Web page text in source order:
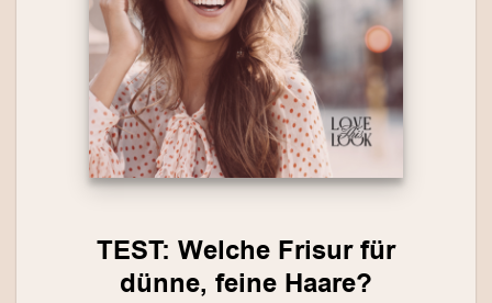
TEST: Welche Frisur für
dünne, feine Haare?